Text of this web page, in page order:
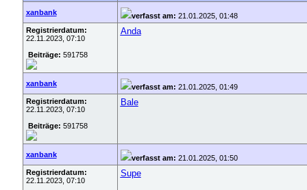
xanbank verfasst am: 21.01.2025, 01:48
Registrierdatum:
22.11.2023, 07:10
Beiträge: 591758
Anda
xanbank verfasst am: 21.01.2025, 01:49
Registrierdatum:
22.11.2023, 07:10
Beiträge: 591758
Bale
xanbank verfasst am: 21.01.2025, 01:50
Registrierdatum:
22.11.2023, 07:10
Supe